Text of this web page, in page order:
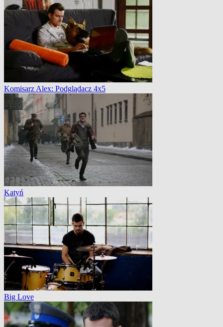
Komisarz Alex: Podglądacz 4x5
Katyń
Big Love